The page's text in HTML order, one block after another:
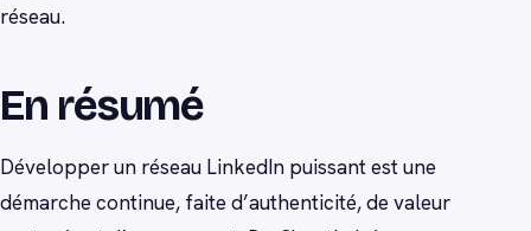
réseau.
En résumé
Développer un réseau LinkedIn puissant est une
démarche continue, faite d’authenticité, de valeur